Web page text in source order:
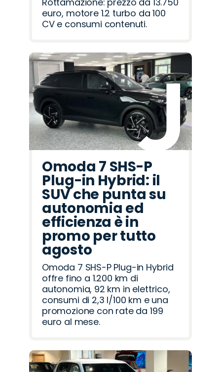
euro, motore 1.2 turbo da 100
CV e consumi contenuti.
Omoda 7 SHS-P
Plug-in Hybrid: il
SUV che punta su
autonomia ed
efficienza è in
promo per tutto
agosto
Omoda 7 SHS-P Plug-in Hybrid
offre fino a 1.200 km di
autonomia, 92 km in elettrico,
consumi di 2,3 l/100 km e una
promozione con rate da 199
euro al mese.